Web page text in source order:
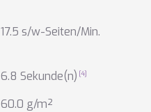
17.5 s/w-Seiten/Min.
6.8 Sekunde(n)
60.0 g/m²